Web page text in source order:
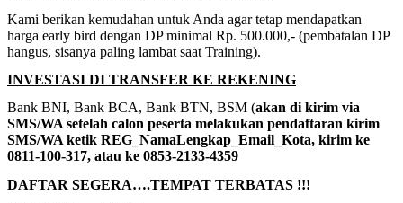
Kami berikan kemudahan untuk Anda agar tetap mendapatkan
harga early bird dengan DP minimal Rp. 500.000,- (pembatalan DP
hangus, sisanya paling lambat saat Training).
INVESTASI DI TRANSFER KE REKENING
Bank BNI, Bank BCA, Bank BTN, BSM (akan di kirim via
SMS/WA setelah calon peserta melakukan pendaftaran kirim
SMS/WA ketik REG_NamaLengkap_Email_Kota, kirim ke
0811-100-317, atau ke 0853-2133-4359
DAFTAR SEGERA….TEMPAT TERBATAS !!!